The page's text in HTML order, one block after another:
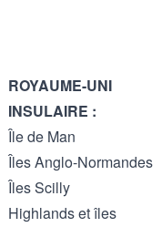
ROYAUME-UNI
INSULAIRE :
Île de Man
Îles Anglo-Normandes
Îles Scilly
Highlands et îles